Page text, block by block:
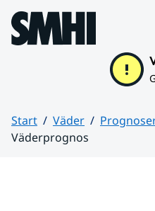
Hoppa till sidans innehåll
Start Väder
Väderprognos